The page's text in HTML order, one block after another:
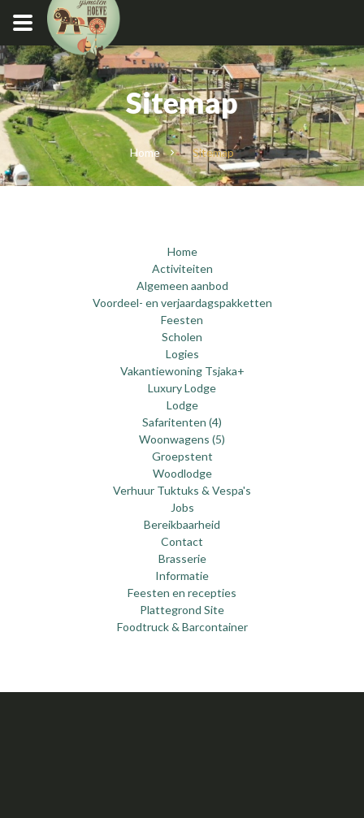
Sitemap
Home Sitemap
Home
Activiteiten
Algemeen aanbod
Voordeel- en verjaardagspakketten
Feesten
Scholen
Logies
Vakantiewoning Tsjaka+
Luxury Lodge
Lodge
Safaritenten (4)
Woonwagens (5)
Groepstent
Woodlodge
Verhuur Tuktuks & Vespa's
Jobs
Bereikbaarheid
Contact
Brasserie
Informatie
Feesten en recepties
Plattegrond Site
Foodtruck & Barcontainer